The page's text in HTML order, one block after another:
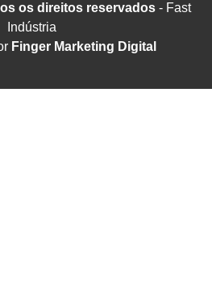
os direitos reservados- Fast
Indústria
Finger Marketing Digital